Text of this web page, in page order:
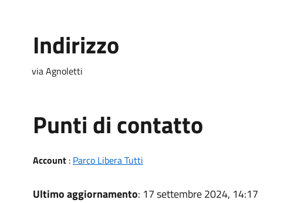
Indirizzo
via Agnoletti
Punti di contatto
Account: Parco Libera Tutti
Ultimo aggiornamento: 17 settembre 2024, 14:17